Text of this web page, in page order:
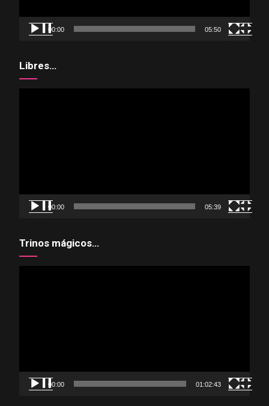
00:00 05:50
Libres…
00:00 05:39
Trinos mágicos…
00:00 01:02:43